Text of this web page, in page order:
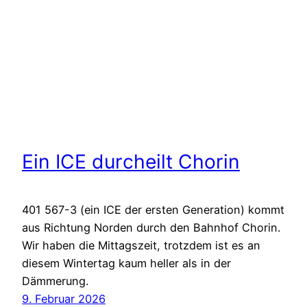
Ein ICE durcheilt Chorin
401 567-3 (ein ICE der ersten Generation) kommt
aus Richtung Norden durch den Bahnhof Chorin.
Wir haben die Mittagszeit, trotzdem ist es an
diesem Wintertag kaum heller als in der
Dämmerung.
9. Februar 2026